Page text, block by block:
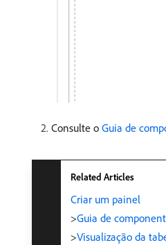
Consulte o Guia de
Related Articles
Criar um painel
​>Guia de
​>Visualização da